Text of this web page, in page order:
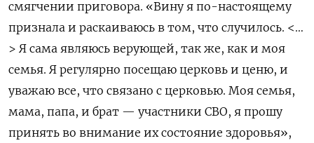
смягчении приговора. «Вину я по-настоящему
признала и раскаиваюсь в том, что случилось. <…
> Я сама являюсь верующей, так же, как и моя
семья. Я регулярно посещаю церковь и ценю, и
уважаю все, что связано с церковью. Моя семья,
мама, папа, и брат — участники СВО, я прошу
принять во внимание их состояние здоровья»,